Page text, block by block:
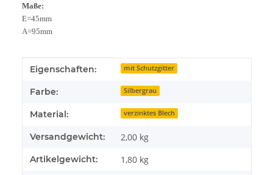
Maße:
E=45mm
A=95mm
Produkteigenschaft
Wert
Eigenschaften: mit Schutzgitter
Farbe: Silbergrau
Material: verzinktes Blech
Versandgewicht: 2,00 kg
Artikelgewicht: 1,80 kg